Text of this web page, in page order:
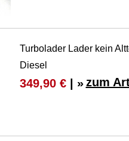
Turbolader Lader kein
Diesel
349,90 €| » zum